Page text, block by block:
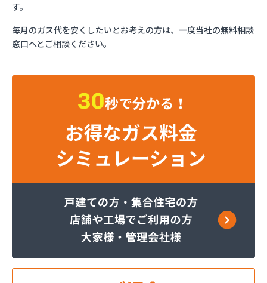
ライフガス山口
リボンガス株式会社
愛和
井上商店
株式会社Misumi
株式会社アイティーエス
株式会社アイティーエス 南支店
株式会社イデックスガス 熊本中央営業所
株式会社ウエハラ
す。
毎月のガス代を安くしたいとお考えの方は、一度当社の無料相談
窓口へとご相談ください。